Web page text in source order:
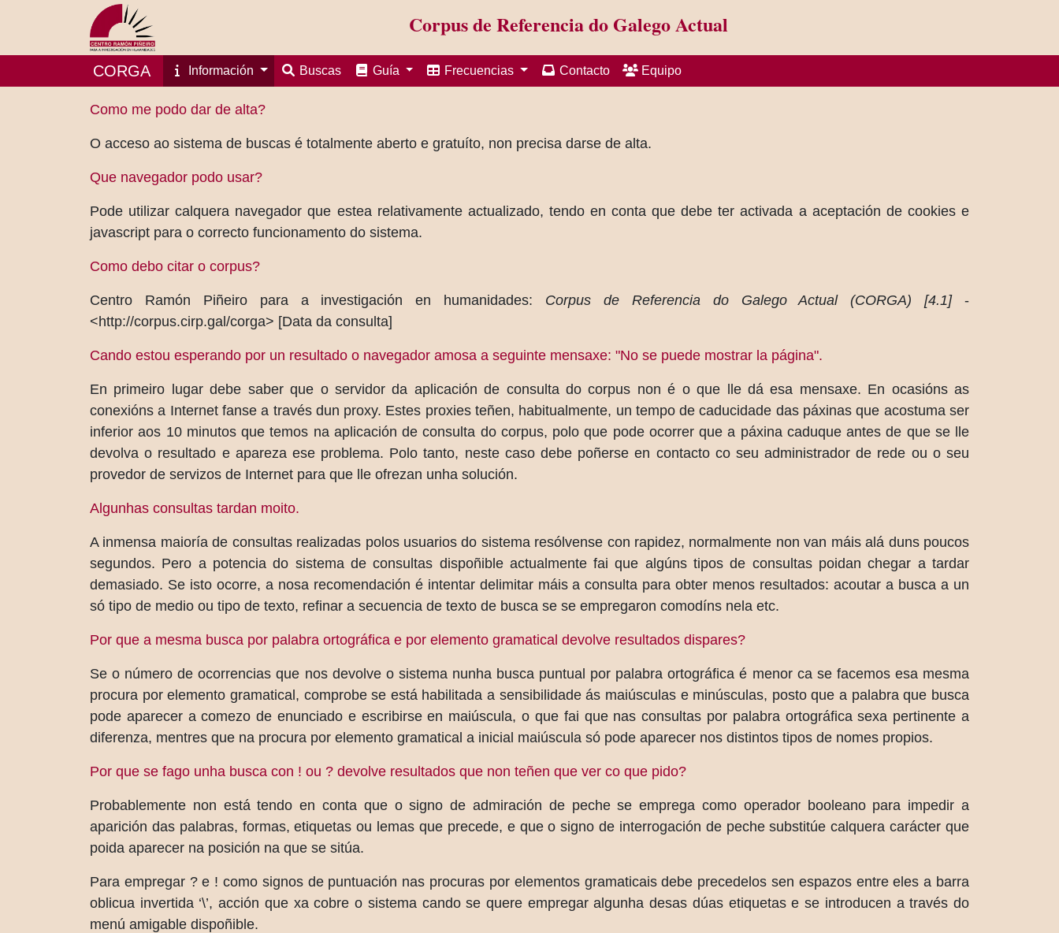
Corpus de Referencia do Galego Actual
CORGA Información Buscas Guía Frecuencias Contacto Equipo
Como me podo dar de alta?
O acceso ao sistema de buscas é totalmente aberto e gratuíto, non precisa darse de alta.
Que navegador podo usar?
Pode utilizar calquera navegador que estea relativamente actualizado, tendo en conta que debe ter activada a aceptación de cookies e
javascript para o correcto funcionamento do sistema.
Como debo citar o corpus?
Centro Ramón Piñeiro para a investigación en humanidades: Corpus de Referencia do Galego Actual (CORGA) [4.1]-
<http://corpus.cirp.gal/corga> [Data da consulta]
Cando estou esperando por un resultado o navegador amosa a seguinte mensaxe: "No se puede mostrar la página".
En primeiro lugar debe saber que o servidor da aplicación de consulta do corpus non é o que lle dá esa mensaxe. En ocasións as
conexións a Internet fanse a través dun proxy. Estes proxies teñen, habitualmente, un tempo de caducidade das páxinas que acostuma ser
inferior aos 10 minutos que temos na aplicación de consulta do corpus, polo que pode ocorrer que a páxina caduque antes de que se lle
devolva o resultado e apareza ese problema. Polo tanto, neste caso debe poñerse en contacto co seu administrador de rede ou o seu
provedor de servizos de Internet para que lle ofrezan unha solución.
Algunhas consultas tardan moito.
A inmensa maioría de consultas realizadas polos usuarios do sistema resólvense con rapidez, normalmente non van máis alá duns poucos
segundos. Pero a potencia do sistema de consultas dispoñible actualmente fai que algúns tipos de consultas poidan chegar a tardar
demasiado. Se isto ocorre, a nosa recomendación é intentar delimitar máis a consulta para obter menos resultados: acoutar a busca a un
só tipo de medio ou tipo de texto, refinar a secuencia de texto de busca se se empregaron comodíns nela etc.
Por que a mesma busca por palabra ortográfica e por elemento gramatical devolve resultados dispares?
Se o número de ocorrencias que nos devolve o sistema nunha busca puntual por palabra ortográfica é menor ca se facemos esa mesma
procura por elemento gramatical, comprobe se está habilitada a sensibilidade ás maiúsculas e minúsculas, posto que a palabra que busca
pode aparecer a comezo de enunciado e escribirse en maiúscula, o que fai que nas consultas por palabra ortográfica sexa pertinente a
diferenza, mentres que na procura por elemento gramatical a inicial maiúscula só pode aparecer nos distintos tipos de nomes propios.
Por que se fago unha busca con ! ou ? devolve resultados que non teñen que ver co que pido?
Probablemente non está tendo en conta que o signo de admiración de peche se emprega como operador booleano para impedir a
aparición das palabras, formas, etiquetas ou lemas que precede, e que o signo de interrogación de peche substitúe calquera carácter que
poida aparecer na posición na que se sitúa.
Para empregar ? e ! como signos de puntuación nas procuras por elementos gramaticais debe precedelos sen espazos entre eles a barra
oblicua invertida ‘\’, acción que xa cobre o sistema cando se quere empregar algunha desas dúas etiquetas e se introducen a través do
menú amigable dispoñible.